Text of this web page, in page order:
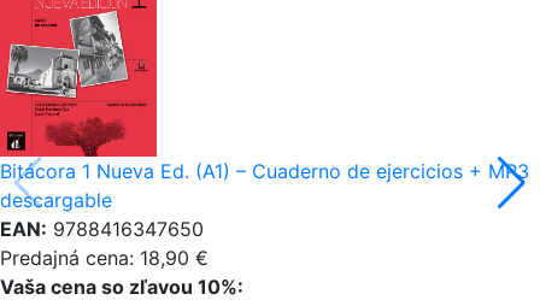
Bitácora 1 Nueva Ed. (A1) – Cuaderno de ejercicios + MP3
descargable
EAN: 9788416347650
Predajná cena: 18,90 €
Vaša cena so zľavou 10%: